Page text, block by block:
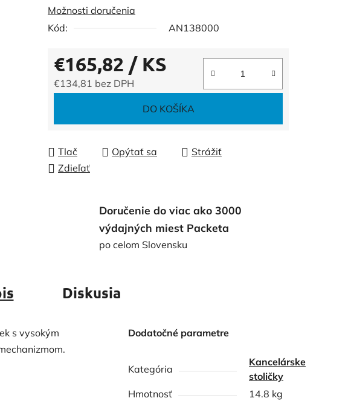
0,0
z
hviezdičiek.
Možnosti doručenia
Kód:
AN138000
€165,82 / KS
€134,81 bez DPH
DO KOŠÍKA
Tlač Opýtať sa
Strážiť
Zdieľať
Doručenie do viac ako 3000
výdajných miest Packeta
po celom Slovensku
Diskusia
s vysokým
Dodatočné parametre
Kategória
Kancelárske
stoličky
Hmotnosť
14.8 kg